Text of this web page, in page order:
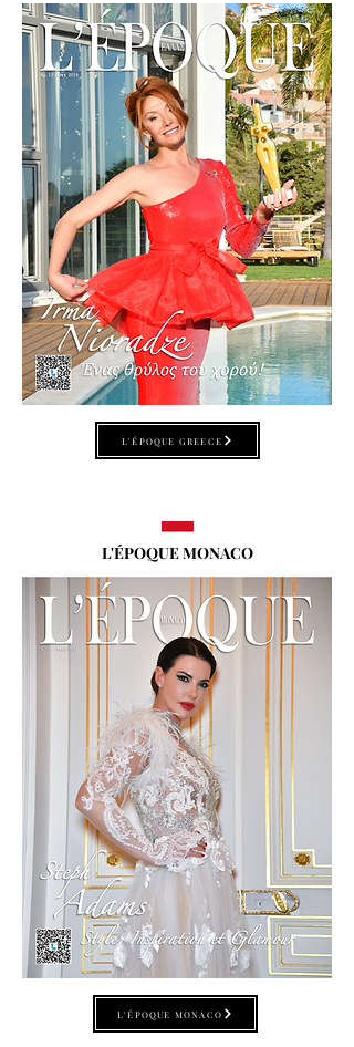
L'ÉPOQUE GREECE
L'ÉPOQUE MONACO
L'ÉPOQUE MONACO